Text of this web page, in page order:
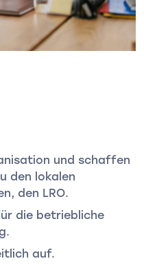
und schaffen
den lokalen
den LRO.
die betriebliche
auf.